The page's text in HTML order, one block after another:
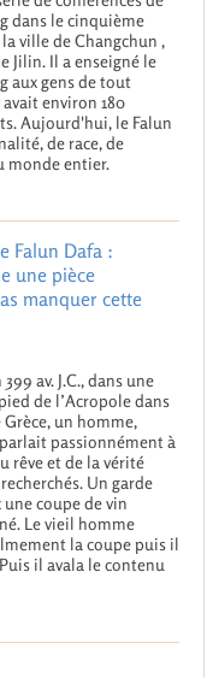
dans le cinquième
ville de Changchun ,
Jilin. Il a enseigné le
aux gens de tout
environ 180
Aujourd'hui, le Falun
de race, de
monde entier.
Falun Dafa :
une pièce
manquer cette
av. J.C., dans une
de l’Acropole dans
Grèce, un homme,
passionnément à
rêve et de la vérité
Un garde
une coupe de vin
Le vieil homme
la coupe puis il
il avala le contenu